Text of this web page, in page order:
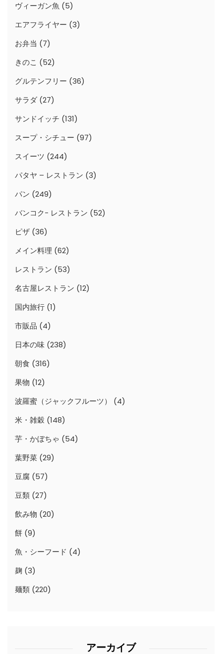
ヴィーガン魚 (5)
エアフライヤー (3)
お弁当 (7)
きのこ (52)
グルテンフリー (36)
サラダ (27)
サンドイッチ (131)
スープ・シチュー (97)
スイーツ (244)
パタヤ – レストラン (3)
パン (249)
バンコク- レストラン (52)
ピザ (36)
メイン料理 (62)
レストラン (53)
名古屋レストラン (12)
国内旅行 (1)
市販品 (4)
日本の味 (238)
朝食 (316)
果物 (12)
波羅蜜（ジャックフルーツ）
(4)
米・雑穀 (148)
芋・かぼちゃ (54)
葉野菜 (29)
豆腐 (57)
豆類 (27)
飲み物 (20)
餅 (9)
魚・シーフード (4)
麹 (3)
麺類 (220)
アーカイブ